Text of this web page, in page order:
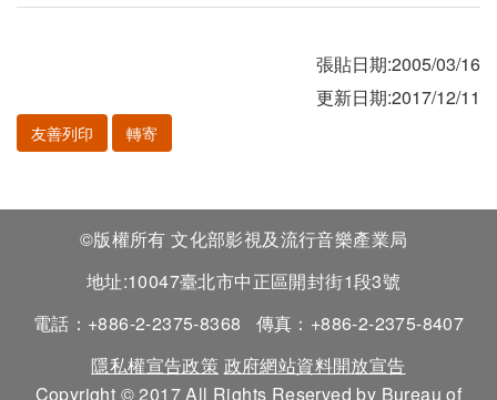
張貼日期:2005/03/16
更新日期:2017/12/11
友善列印 轉寄
©版權所有 文化部影視及流行音樂產業局
地址:10047臺北市中正區開封街1段3號
電話：+886-2-2375-8368
傳真：+886-2-2375-8407
隱私權宣告政策 政府網站資料開放宣告
Copyright © 2017 All Rights Reserved by Bureau of